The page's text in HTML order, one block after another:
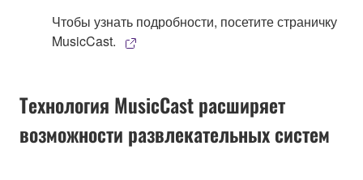
Чтобы узнать подробности, посетите страничку
MusicCast.
Технология MusicCast расширяет
возможности развлекательных систем